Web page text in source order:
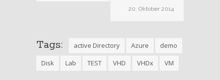
20. Oktober 2014
Tags: active Directory Azure
demo
Disk
Lab TEST VHD VHDx VM